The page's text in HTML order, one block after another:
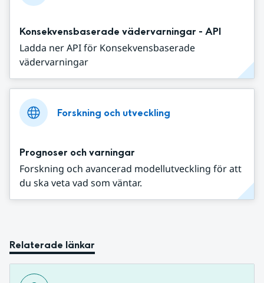
Konsekvensbaserade vädervarningar - API
Ladda ner API för Konsekvensbaserade
vädervarningar
Forskning och utveckling
Prognoser och varningar
Forskning och avancerad modellutveckling för att
du ska veta vad som väntar.
Relaterade länkar